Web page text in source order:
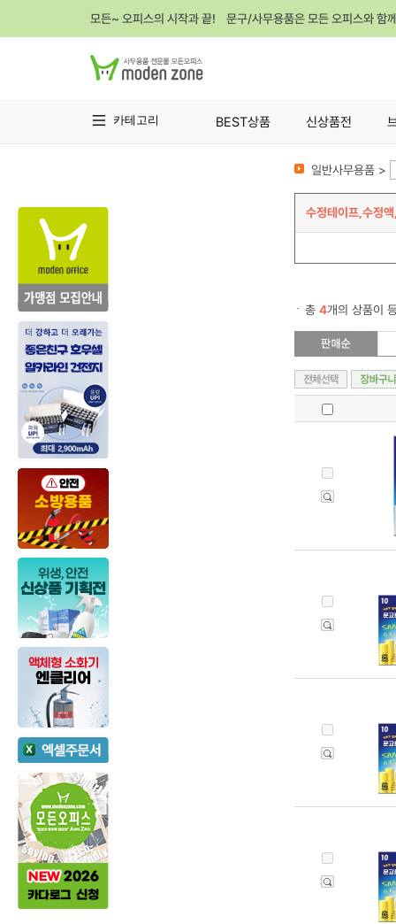
모든~ 오피스의 시작과 끝! 문구/사무용품은 모든 오피스와 함
카테고리 BEST상품 신상품전
일반사무용품 >
수정테이프,수정
총 4개의 상품이